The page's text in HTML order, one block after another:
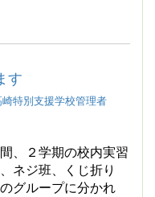
す
特別支援学校管理者
、２学期の校内実習
ネジ班、くじ折り
グループに分かれ